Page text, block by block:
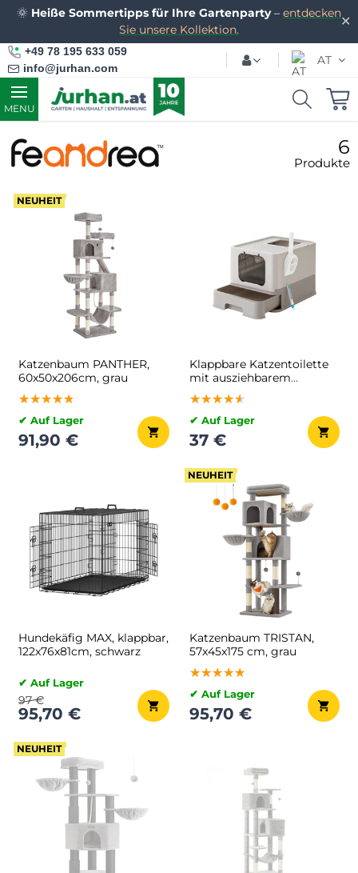
✕
🌞 Heiße Sommertipps für Ihre Gartenparty– entdecken
Sie unsere Kollektion.
+49 78 195 633 059
info@jurhan.com
AT
MENU
6
Produkte
NEUHEIT
Katzenbaum PANTHER,
60x50x206cm, grau
★★★★★
★★★★★
★★★★★
✔ Auf Lager
91,90 €
Klappbare Katzentoilette
mit ausziehbarem
Behälter
★★★★★
★★★★★
★★★★★
✔ Auf Lager
37 €
Hundekäfig MAX, klappbar,
122x76x81cm, schwarz
✔ Auf Lager
95,70 €
97 €
NEUHEIT
Katzenbaum TRISTAN,
57x45x175 cm, grau
★★★★★
★★★★★
★★★★★
✔ Auf Lager
95,70 €
NEUHEIT